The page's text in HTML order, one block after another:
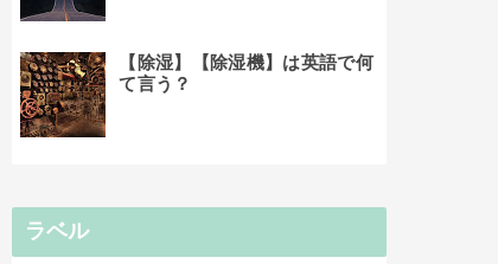
【除湿】【除湿機】は英語で何
て言う？
ラベル